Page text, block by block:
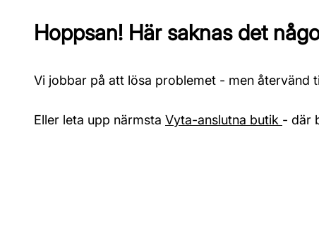
Hoppsan! Här saknas det
Vi jobbar på att lösa problemet - men återvänd
Eller leta upp närmsta Vyta-anslutna butik - där